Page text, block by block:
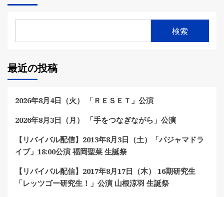
検索
最近の投稿
2026年8月4日（火） 「ＲＥＳＥＴ」公演
2026年8月3日（月） 「手をつなぎながら」公演
【リバイバル配信】2013年8月3日（土）「パジャマドラ
イブ」18:00公演 福岡聖菜 生誕祭
【リバイバル配信】2017年8月17日（木） 16期研究生
「レッツゴー研究生！」公演 山根涼羽 生誕祭